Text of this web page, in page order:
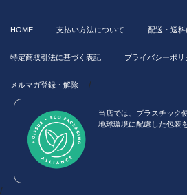
HOME 支払い方法について 配送・送料
特定商取引法に基づく表記 プライバシーポリ
メルマガ登録・解除 /
当店では、プラスチック
地球環境に配慮した包装
/